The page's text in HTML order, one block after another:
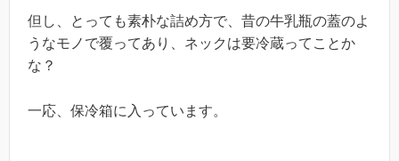
但し、とっても素朴な詰め方で、昔の牛乳瓶の蓋のよ
うなモノで覆ってあり、ネックは要冷蔵ってことか
な？
一応、保冷箱に入っています。